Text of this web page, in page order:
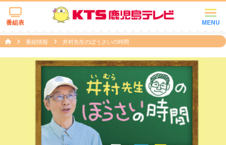
MENU
番組表
番組情報 井村先生のぼうさいの時間